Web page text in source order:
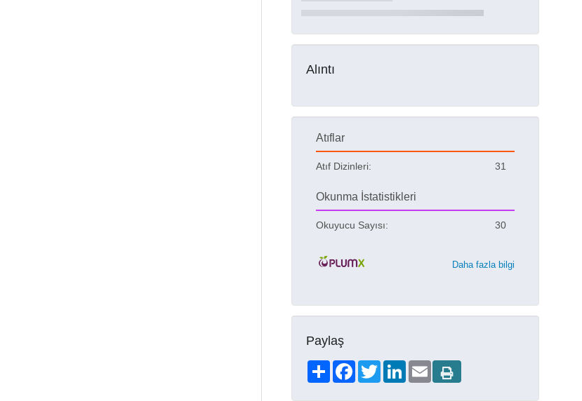
Alıntı
Atıflar
Atıf Dizinleri: 31
Okunma İstatistikleri
Okuyucu Sayısı: 30
Daha fazla bilgi
Paylaş
ShareFacebookTwitterLinkedIn
Email